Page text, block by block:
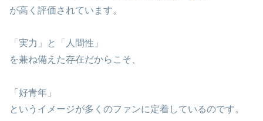
が高く評価されています。
「実力」と「人間性」
を兼ね備えた存在だからこそ、
「好青年」
というイメージが多くのファンに定着しているのです。